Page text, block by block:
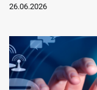
26.06.2026